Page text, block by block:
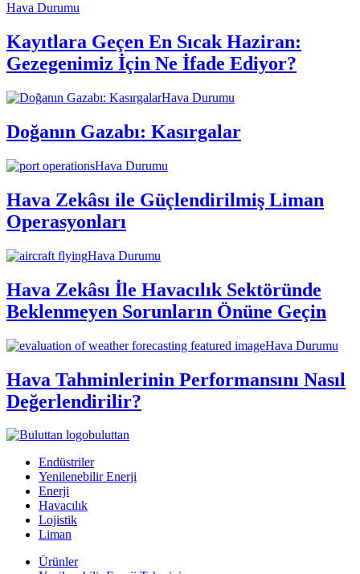
Hava Durumu
Kayıtlara Geçen En Sıcak Haziran:
Gezegenimiz İçin Ne İfade Ediyor?
Hava Durumu
Doğanın Gazabı: Kasırgalar
Hava Durumu
Hava Zekâsı ile Güçlendirilmiş Liman
Operasyonları
Hava Durumu
Hava Zekâsı İle Havacılık Sektöründe
Beklenmeyen Sorunların Önüne Geçin
Hava Durumu
Hava Tahminlerinin Performansını Nasıl
Değerlendirilir?
buluttan
Endüstriler
Yenilenebilir Enerji
Enerji
Havacılık
Lojistik
Liman
Ürünler